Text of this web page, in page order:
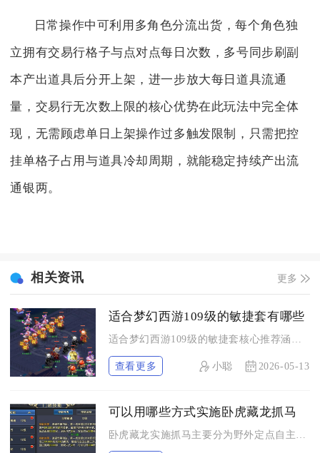
日常操作中可利用多角色分流出货，每个角色独
立拥有交易行格子与点对点每日次数，多号同步刷副
本产出道具后分开上架，进一步放大每日道具流通
量，交易行无次数上限的核心优势在此玩法中完全体
现，无需顾虑单日上架操作过多触发限制，只需把控
挂单格子占用与道具冷却周期，就能稳定持续产出流
通银两。
相关资讯 更多
适合梦幻西游109级的敏捷套有哪些
适合梦幻西游109级的敏捷套核心推荐涵盖猫灵、巴蛇、混沌兽、...
查看更多 小聪 2026-05-13
可以用哪些方式实施卧虎藏龙抓马